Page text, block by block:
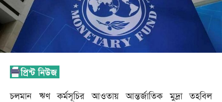
চলমান ঋণ কর্মসূচির আওতায় আন্তর্জাতিক মুদ্রা তহবিল